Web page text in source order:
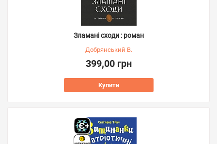
Зламані сходи : роман
Добрянський В.
399,00 грн
Купити